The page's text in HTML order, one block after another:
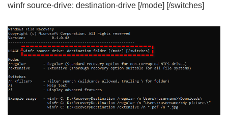
winfr source-drive: destination-drive [/mode] [/switches]